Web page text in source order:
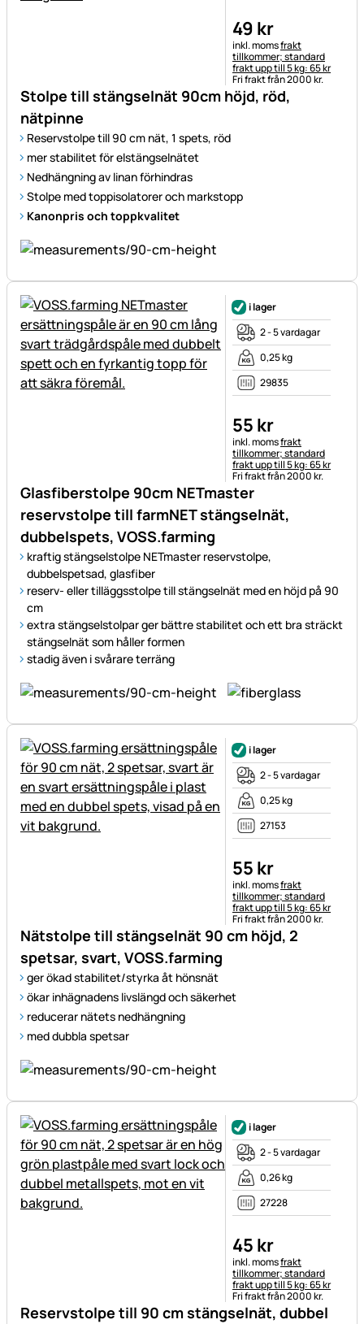
Stolpe till stängselnät 90cm höjd, röd,
nätpinne
Reservstolpe till 90 cm nät, 1 spets, röd
mer stabilitet för elstängselnätet
Nedhängning av linan förhindras
Stolpe med toppisolatorer och markstopp
Kanonpris och toppkvalitet
49 kr
Skatteinformation:
inkl. momsfrakt
tillkommer; standard
frakt upp till 5 kg: 65 kr
Fri frakt från 2000 kr.
Glasfiberstolpe 90cm NETmaster
reservstolpe till farmNET stängselnät,
dubbelspets, VOSS.farming
kraftig stängselstolpe NETmaster reservstolpe,
dubbelspetsad, glasfiber
reserv- eller tilläggsstolpe till stängselnät med en höjd på 90
cm
extra stängselstolpar ger bättre stabilitet och ett bra sträckt
stängselnät som håller formen
stadig även i svårare terräng
i lager
2 - 5 vardagar
0,25 kg
29835
55 kr
Skatteinformation:
inkl. momsfrakt
tillkommer; standard
frakt upp till 5 kg: 65 kr
Fri frakt från 2000 kr.
Nätstolpe till stängselnät 90 cm höjd, 2
spetsar, svart, VOSS.farming
ger ökad stabilitet/styrka åt hönsnät
ökar inhägnadens livslängd och säkerhet
reducerar nätets nedhängning
med dubbla spetsar
i lager
2 - 5 vardagar
0,25 kg
27153
55 kr
Skatteinformation:
inkl. momsfrakt
tillkommer; standard
frakt upp till 5 kg: 65 kr
Fri frakt från 2000 kr.
Reservstolpe till 90 cm stängselnät, dubbel
i lager
2 - 5 vardagar
0,26 kg
27228
45 kr
Skatteinformation:
inkl. momsfrakt
tillkommer; standard
frakt upp till 5 kg: 65 kr
Fri frakt från 2000 kr.